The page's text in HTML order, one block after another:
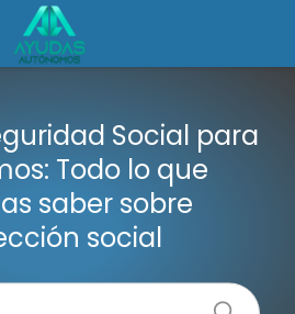
Social para
Todo lo que
saber sobre
social